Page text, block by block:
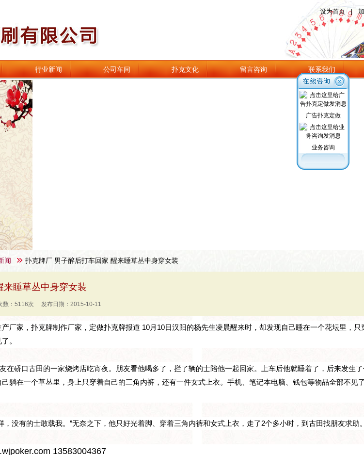
设为首页 |
行业新闻 公司车间 扑克文化 留言咨询 联系我们
闻 扑克牌厂 男子醉后打车回家 醒来睡草丛中身穿女装
来睡草丛中身穿女装
数：5116次 发布日期：2015-10-11
厂家，扑克牌制作厂家，定做扑克牌报道 10月10日汉阳的杨先生凌晨醒来时，却发现自己睡在一个花坛里，只
。
在硚口古田的一家烧烤店吃宵夜。朋友看他喝多了，拦了辆的士陪他一起回家。上车后他就睡着了，后来发生
躺在一个草丛里，身上只穿着自己的三角内裤，还有一件女式上衣。手机、笔记本电脑、钱包等物品全部不见
，没有的士敢载我。”无奈之下，他只好光着脚、穿着三角内裤和女式上衣，走了2个多小时，到古田找朋友求助
13583004367
广告扑克定做
业务咨询